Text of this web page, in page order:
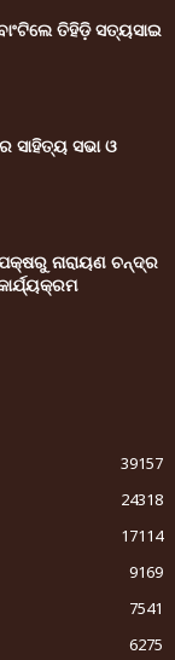
ତିହିଡି଼ ସତ୍ୟସାଇ
ସାହିତ୍ୟ ସଭା ଓ
ନାରାୟଣ ଚନ୍ଦ୍ର
39157
24318
17114
9169
7541
6275